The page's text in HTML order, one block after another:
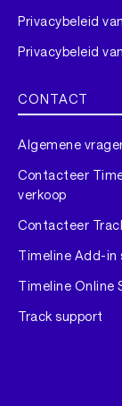
Privacybeleid
Privacybeleid
CONTACT
Algemene
Contacteer
verkoop
Contacteer
Timeline Add-in
Timeline Online
Track support